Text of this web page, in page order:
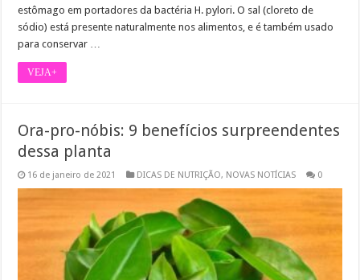
estômago em portadores da bactéria H. pylori. O sal (cloreto de
sódio) está presente naturalmente nos alimentos, e é também usado
para conservar …
VEJA+
Ora-pro-nóbis: 9 benefícios surpreendentes
dessa planta
16 de janeiro de 2021 DICAS DE NUTRIÇÃO, NOVAS NOTÍCIAS 0